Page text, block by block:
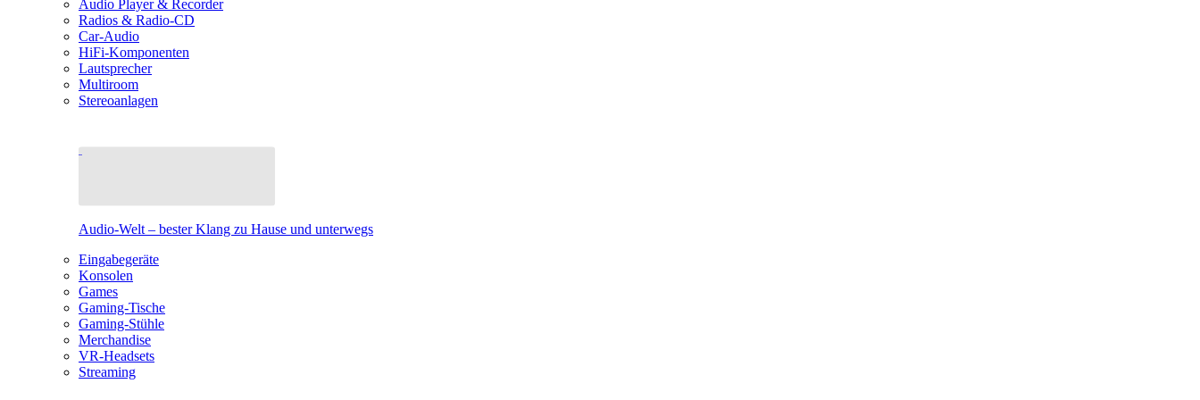
Audio Player & Recorder
Radios & Radio-CD
Car-Audio
HiFi-Komponenten
Lautsprecher
Multiroom
Stereoanlagen
Audio-Welt – bester Klang zu Hause und unterwegs
Eingabegeräte
Konsolen
Games
Gaming-Tische
Gaming-Stühle
Merchandise
VR-Headsets
Streaming